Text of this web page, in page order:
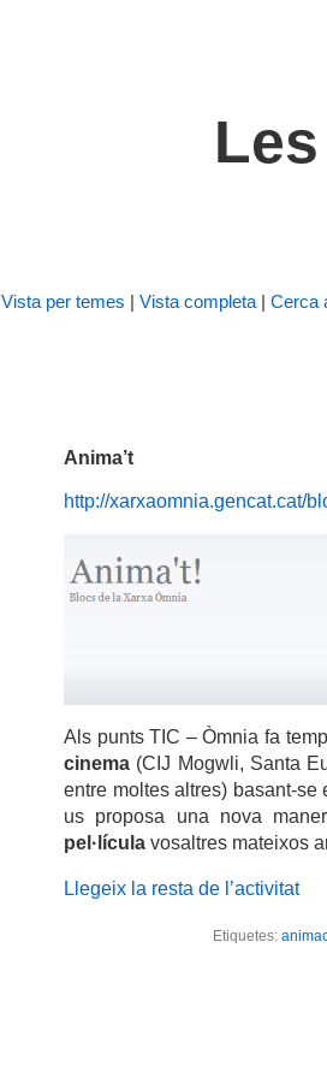
Vista per temes | Vista completa | Cerca
Anima’t
http://xarxaomnia.gencat.cat/
Als punts TIC – Òmnia fa
cinema (CIJ Mogwli, Santa
entre moltes altres) basant-se
us proposa una nova
pel·lícula vosaltres mateixos
Llegeix la resta de l’activitat
Etiquetes: